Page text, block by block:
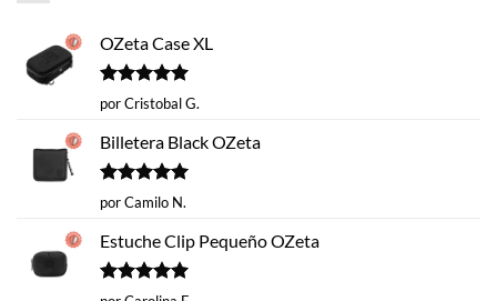
OZeta Case XL
Valorado
con
por Cristobal G.
Billetera Black OZeta
Valorado
con
por Camilo N.
Estuche Clip Pequeño OZeta
Valorado